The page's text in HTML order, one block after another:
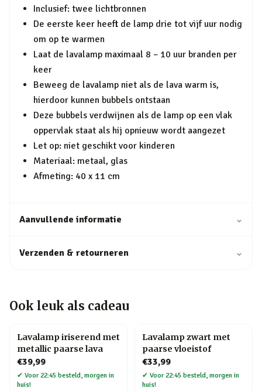
Inclusief: twee lichtbronnen
De eerste keer heeft de lamp drie tot vijf uur nodig
om op te warmen
Laat de lavalamp maximaal 8 – 10 uur branden per
keer
Beweeg de lavalamp niet als de lava warm is,
hierdoor kunnen bubbels ontstaan
Deze bubbels verdwijnen als de lamp op een vlak
oppervlak staat als hij opnieuw wordt aangezet
Let op: niet geschikt voor kinderen
Materiaal: metaal, glas
Afmeting: 40 x 11 cm
Aanvullende informatie ⌄
Verzenden & retourneren ⌄
Ook leuk als cadeau
Lavalamp iriserend met
metallic paarse lava
€39,99
✔ Voor 22:45 besteld, morgen in
huis!
Lavalamp zwart met
paarse vloeistof
€33,99
✔ Voor 22:45 besteld, morgen in
huis!